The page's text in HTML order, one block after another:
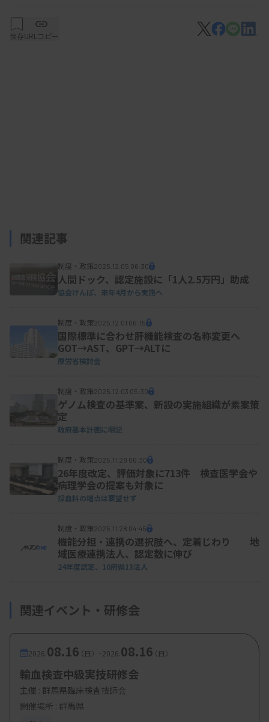
臨技の益田泰蔵常務理事、深澤恵治専務理事らが出
席した。公明党側は、秋野氏、原田大二郎参院議
保存URLコピー
関連記事
制度・政策2025.12.05 06:30
人間ドック、認定施設に「1人2.5万円」助成
協会けんぽ、来年4月から実施へ
制度・政策2025.12.01 06:15
国際標準に合わせ肝機能検査の名称変更へ
GOT→AST、GPT→ALTに
厚労省検討会
制度・政策2025.12.03 05:30
ゲノム検査の基準案、新設の実施組織が素案策
定
政府基本計画に明記
制度・政策2025.11.28 06:30
26年度改定、評価対象に713件 検査医学会や
病理学会の提案も対象に
採血料の増点は要望せず
制度・政策2025.11.28 04:45
機能分担・連携の選択肢へ、定着じわり 地
域医療連携法人、認定数に伸び
24年度認定、10府県13法人
関連イベント・研修会
2026. 08.16（日） -2026. 08.16（日）
輸血検査中級実技研修会
主催 : 群馬県臨床検査技師会
開催場所 : 群馬県